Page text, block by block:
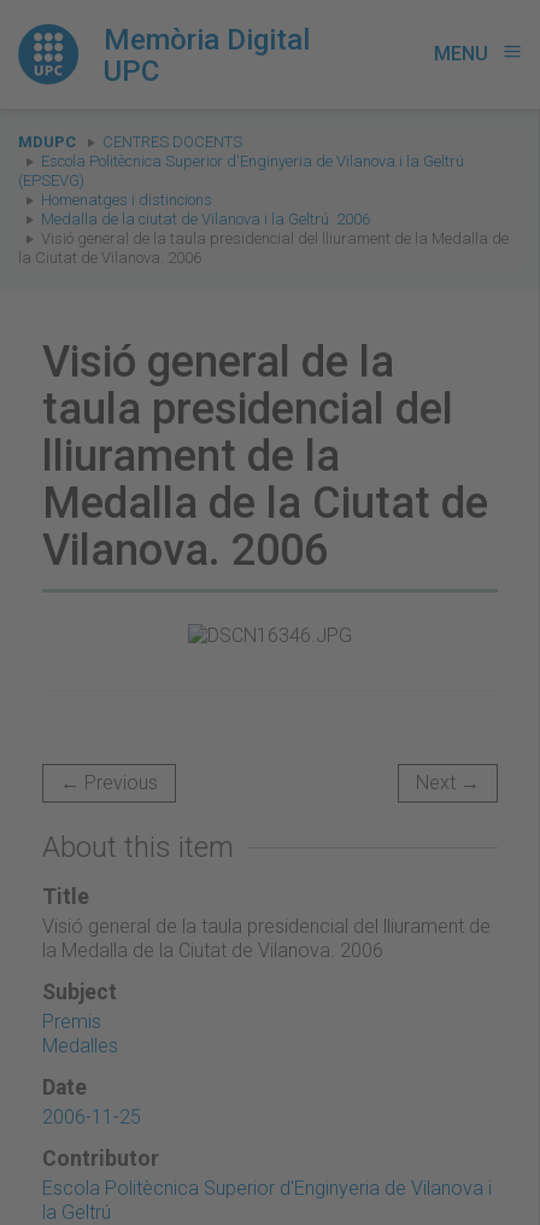
Memòria Digital
UPC
MENU menu
You
are
here:
MDUPC
CENTRES DOCENTS
Escola Politècnica Superior d'Enginyeria de Vilanova i la Geltrú
(EPSEVG)
Homenatges i distincions
Medalla de la ciutat de Vilanova i la Geltrú. 2006
Visió general de la taula presidencial del lliurament de la Medalla de
la Ciutat de Vilanova. 2006
Visió general de la
taula presidencial del
lliurament de la
Medalla de la Ciutat de
Vilanova. 2006
← Previous Next →
About this item
Title
Visió general de la taula presidencial del lliurament de
la Medalla de la Ciutat de Vilanova. 2006
Subject
Premis
Medalles
Date
2006-11-25
Contributor
Escola Politècnica Superior d'Enginyeria de Vilanova i
la Geltrú